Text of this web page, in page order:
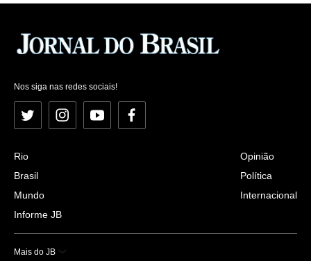
Nos siga nas redes sociais!
Twitter InstagramYouTubeFacebook
Rio
Brasil
Mundo
Informe JB
Opinião
Política
Internacional
Mais do JB